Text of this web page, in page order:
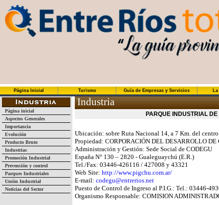
Página Inicial Turismo Guía de Empresas y Servicios
Página inicial
Aspectos Generales
Importancia
Evolución
Producto Bruto
Industrias
Promoción Industrial
Prevención y control
Parques Industriales
Unión Industrial
Noticias del Sector
Industria
PARQUE INDUSTRIAL
Ubicación: sobre Ruta Nacional 14, a 7 Km. del
Propiedad: CORPORACIÓN DEL DESARROLLO
Administración y Gestión: Sede Social de CODEGU
España N° 130 – 2820 - Gualeguaychú (E.R.)
Tel./Fax: 03446-426116 / 427008 y 43321
Web Site: http://www.pigchu.com.ar/
E-mail: codegu@entrerios.net
Puesto de Control de Ingreso al P.I.G.: Tel.: 03446-
Organismo Responsable: COMISION